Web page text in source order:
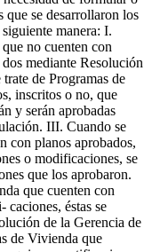
que se desarrollaron los
manera: I.
no cuenten con
mediante Resolución
de Programas de
inscritos o no, que
y serán aprobadas
III. Cuando se
con planos aprobados,
o modificaciones, se
que los aprobaron.
que cuenten con
caciones, éstas se
de la Gerencia de
de Vivienda que